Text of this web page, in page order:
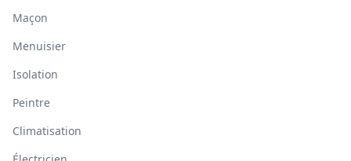
Maçon
Menuisier
Isolation
Peintre
Climatisation